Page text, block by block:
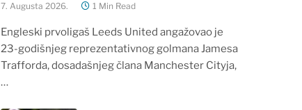
7. Augusta 2026. 1 Min Read
Engleski prvoligaš Leeds United angažovao je
23-godišnjeg reprezentativnog golmana Jamesa
Trafforda, dosadašnjeg člana Manchester Cityja,
…